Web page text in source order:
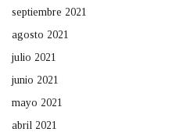
septiembre 2021
agosto 2021
julio 2021
junio 2021
mayo 2021
abril 2021